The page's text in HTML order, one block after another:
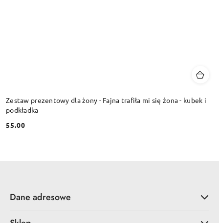
Zestaw prezentowy dla żony - Fajna trafiła mi się żona - kubek i
podkładka
Cena:
55.00
Dane adresowe